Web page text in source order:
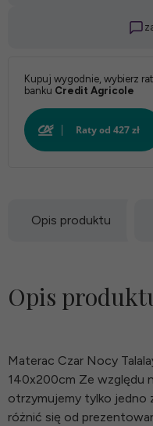
Kupuj wygodnie, wybierz
banku Credit Agricole
Opis produktu
Opis
Materac Czar Nocy
140x200cm Ze względu
otrzymujemy tylko jedno
różnić się od